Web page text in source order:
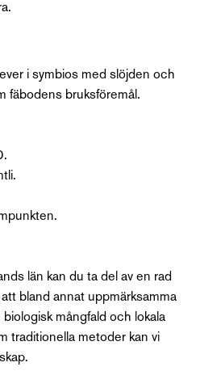
i symbios med slöjden och
fäbodens bruksföremål.
län kan du ta del av en rad
bland annat uppmärksamma
mångfald och lokala
traditionella metoder kan vi